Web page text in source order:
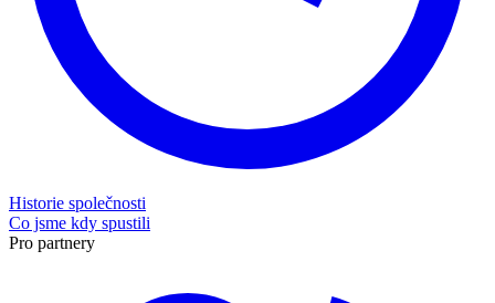
Historie společnosti
Co jsme kdy spustili
Pro partnery